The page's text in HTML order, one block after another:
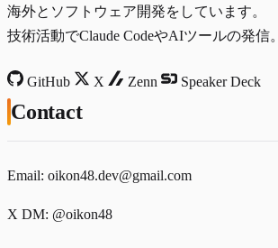
海外とソフトウェア開発をしています。
技術活動でClaude CodeやAIツールの発信。
GitHub X Zenn Speaker Deck
Contact
Email: oikon48.dev@gmail.com
X DM: @oikon48